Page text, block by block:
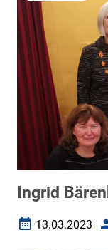
Ingrid
Loomise kuupäev
13.03.2023